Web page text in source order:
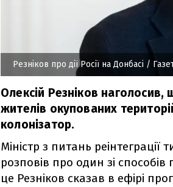
Резніков про дії Росії на Донбасі /
Олексій Резніков наголосив,
жителів окупованих
колонізатор.
Міністр з питань
розповів про один зі
це Резніков сказав в ефірі